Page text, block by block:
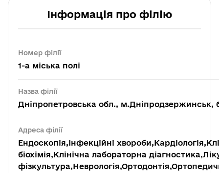
Інформація про філію
Номер філії
1-а міська полі
Назва філії
Дніпропетровська обл., м.Дніпродзержинськ,
Адреса філії
Ендоскопія,Інфекційні
біохімія,Клінічна лабораторна